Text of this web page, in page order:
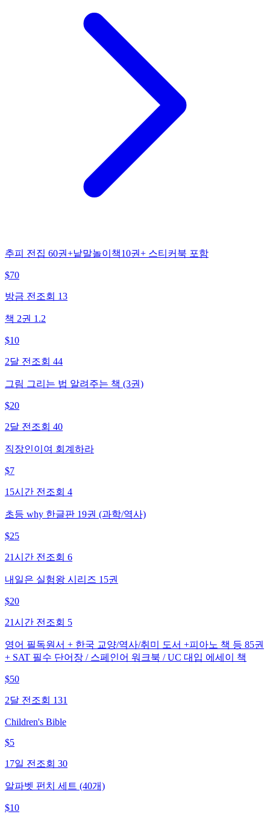
추피 전집 60권+낱말놀이책10권+ 스티커북 포함
$70
방금 전 조회 13
책 2권 1.2
$10
2달 전 조회 44
그림 그리는 법 알려주는 책 (3권)
$20
2달 전 조회 40
직장인이여 회계하라
$7
15시간 전 조회 4
초등 why 한글판 19권 (과학/역사)
$25
21시간 전 조회 6
내일은 실험왕 시리즈 15권
$20
21시간 전 조회 5
영어 필독원서 + 한국 교양/역사/취미 도서 +피아노 책 등 85권
+ SAT 필수 단어장 / 스페인어 워크북 / UC 대입 에세이 책
$50
2달 전 조회 131
Children's Bible
$5
17일 전 조회 30
알파벳 펀치 세트 (40개)
$10